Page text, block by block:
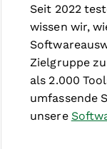
Seit 2022
wissen wir,
Zielgruppe
als 2.000
umfassende
unsere